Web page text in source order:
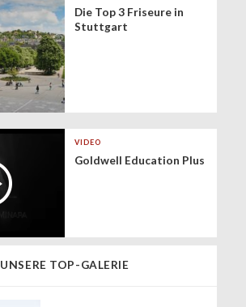
Die Top 3 Friseure in
Stuttgart
VIDEO
Goldwell Education Plus
UNSERE TOP-GALERIE